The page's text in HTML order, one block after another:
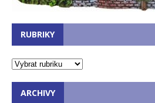
RUBRIKY
ARCHIVY